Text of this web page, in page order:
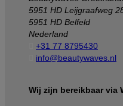
5951 HD Leijgraafweg
5951 HD Belfeld
Nederland
+31 77 8795430
info@beautywaves.nl
Wij zijn bereikbaar via